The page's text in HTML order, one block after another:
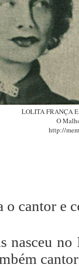
LOLITA FRANÇA
O
http://
o cantor
nasceu